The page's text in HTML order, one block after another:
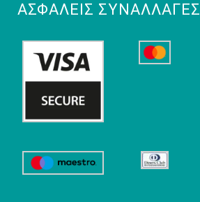
ΑΣΦΑΛΕΊΣ ΣΥΝΑΛΛΑΓΈΣ